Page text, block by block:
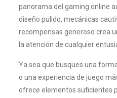
panorama del gaming online
diseño pulido, mecánicas
recompensas generoso crea
la atención de cualquier
Ya sea que busques una
o una experiencia de juego
ofrece elementos suficientes